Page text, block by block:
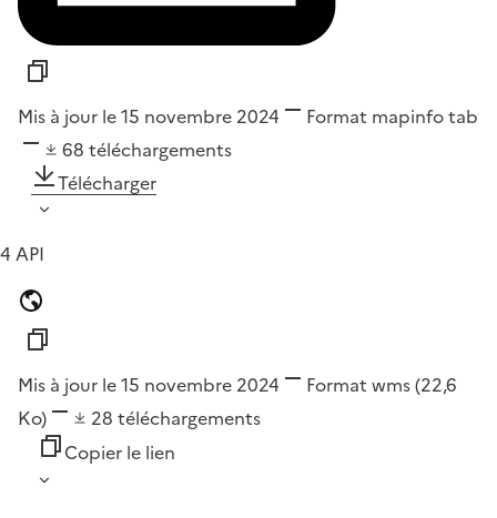
Mis à jour le 15 novembre 2024 Format mapinfo tab
68 téléchargements
Télécharger
4 API
Mis à jour le 15 novembre 2024 Format wms(22,6
Ko)
28 téléchargements
Copier le lien